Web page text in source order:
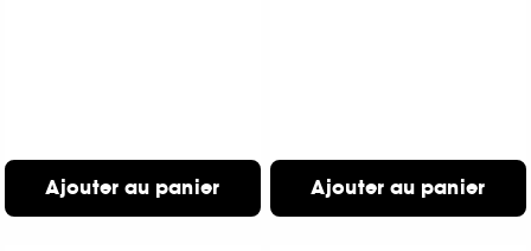
Ajouter au panier Ajouter au panier